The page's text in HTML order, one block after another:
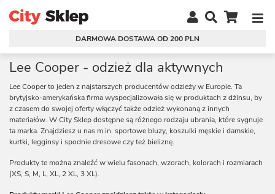
DARMOWA DOSTAWA OD 200 PLN
Lee Cooper - odzież dla aktywnych
Lee Cooper to jeden z najstarszych producentów odzieży w Europie. Ta
brytyjsko-amerykańska firma wyspecjalizowała się w produktach z dżinsu, by
z czasem do swojej oferty włączyć także odzież wykonaną z innych
materiałów. W City Sklep dostępne są różnego rodzaju ubrania, które sygnuje
ta marka. Znajdziesz u nas m.in. sportowe bluzy, koszulki męskie i damskie,
kurtki, legginsy i spodnie dresowe czy też bieliznę.
Produkty te można znaleźć w wielu fasonach, wzorach, kolorach i rozmiarach
(XS, S, M, L, XL, 2 XL, 3 XL).